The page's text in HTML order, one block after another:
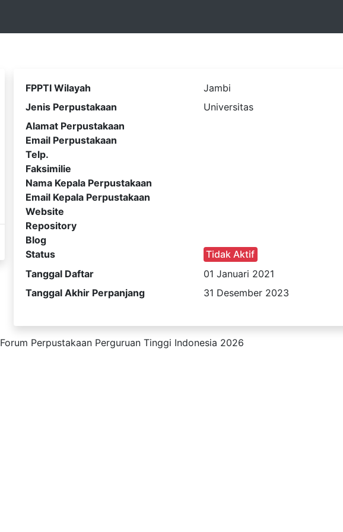
FPPTI Wilayah
Jambi
Jenis Perpustakaan
Universitas
Alamat Perpustakaan
Email Perpustakaan
Telp.
Faksimilie
Nama Kepala Perpustakaan
Email Kepala Perpustakaan
Website
Repository
Blog
Status
Tidak Aktif
Tanggal Daftar
01 Januari 2021
Tanggal Akhir Perpanjang
31 Desember 2023
Forum Perpustakaan Perguruan Tinggi Indonesia 2026